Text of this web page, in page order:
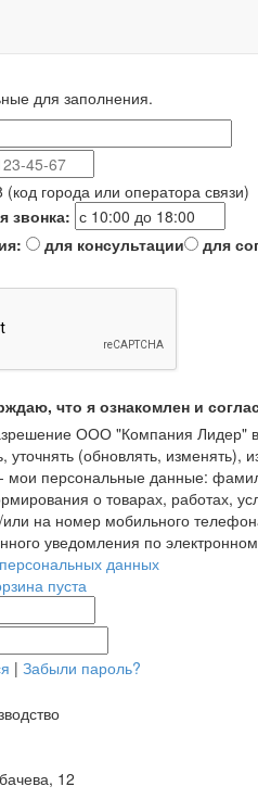
для заполнения.
города или оператора связи)
звонка:
для консультации
для
что я ознакомлен и
ООО "Компания Лидер" в
уточнять (обновлять, изменять),
- мои персональные данные:
о товарах, работах,
или на номер мобильного
уведомления по
данных
пуста
| Забыли пароль?
12